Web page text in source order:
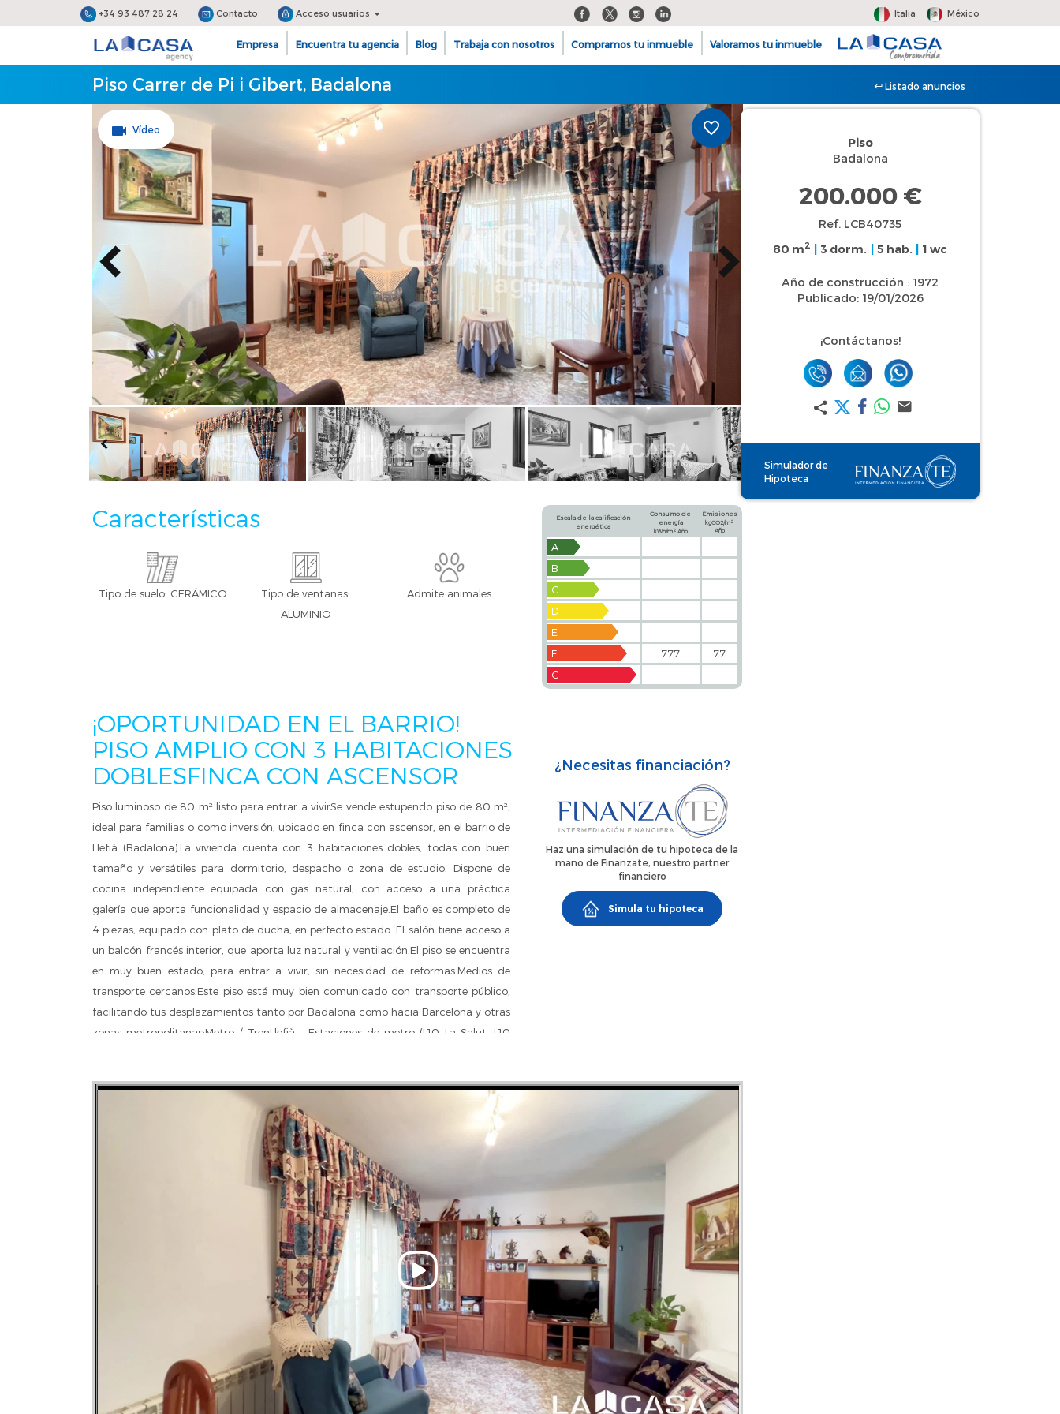
+34 93 487 28 24 Contacto Acceso usuarios Italia México
Empresa Encuentra tu agencia Blog Trabaja con nosotros Compramos tu inmueble Valoramos tu inmueble
Piso Carrer de Pi i Gibert, Badalona Listado anuncios
Vídeo
Características
Tipo de suelo: CERÁMICO
Tipo de ventanas:
ALUMINIO
Admite animales
Escala de la calificación
energética
Consumo de
energía
kWh/m2Año
Emisiones
kgCO2/m2
Año
A
B
C
D
E
F
777
77
G
¡OPORTUNIDAD EN EL BARRIO!
PISO AMPLIO CON 3 HABITACIONES
DOBLESFINCA CON ASCENSOR
Piso luminoso de 80 m² listo para entrar a vivirSe vende estupendo piso de 80 m²,
ideal para familias o como inversión, ubicado en finca con ascensor, en el barrio de
Llefià (Badalona).La vivienda cuenta con 3 habitaciones dobles, todas con buen
tamaño y versátiles para dormitorio, despacho o zona de estudio. Dispone de
cocina independiente equipada con gas natural, con acceso a una práctica
galería que aporta funcionalidad y espacio de almacenaje.El baño es completo de
4 piezas, equipado con plato de ducha, en perfecto estado. El salón tiene acceso a
un balcón francés interior, que aporta luz natural y ventilación.El piso se encuentra
en muy buen estado, para entrar a vivir, sin necesidad de reformas.Medios de
transporte cercanos:Este piso está muy bien comunicado con transporte público,
facilitando tus desplazamientos tanto por Badalona como hacia Barcelona y otras
zonas metropolitanas:Metro / TrenLlefià – Estaciones de metro (L10 La Salut, L10
próxima con líneas como B3, B23, B24, N2, que conectan con diversos puntos de
Badalona y Barcelona.Sant Bartomeu – Parada cercana con servicio de autobuses
urbanos.Metro Llefià – Otra parada de bus/metro en las inmediaciones, ideal para
moverte sin coche.Sobre La Casa Agency Somos una agencia inmobiliaria con
presencia en todo el territorio nacional, con más de 70 oficinas, ofreciendo una
cobertura absoluta en las principales ciudades del país. Nuestro trabajo consiste en
realizar todos los trámites y gestiones necesarias para la intermediación
inmobiliaria. Disponemos de una amplia cartera de inmuebles de todo tipo.
Además, ofrecemos servicios inmobiliarios complementarios de alta calidad, como:
-Gestión vertical y/u horizontal de propiedades. -Soluciones de financiación para la
compra o el alquiler de inmuebles. -Tramitación de seguros y asesoramiento
jurídico y fiscal para garantizar una transacción segura y sin complicaciones. -
Reformas y diseño de interiores. *El precio del inmueble no incluye impuestos,
gastos notariales y registrales, honorarios de agencia y gestión hipotecaria (si
¿Necesitas financiación?
Haz una simulación de tu hipoteca de la
mano de Finanzate, nuestro partner
financiero
Simula tu hipoteca
Piso
Badalona
200.000 €
Ref. LCB40735
80 m2 3 dorm. 5 hab. 1 wc
Año de construcción : 1972
Publicado: 19/01/2026
¡Contáctanos!
Simulador de
Hipoteca